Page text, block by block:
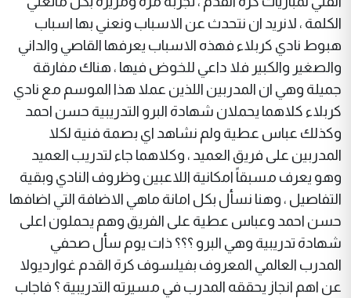
الكلمة ، لانريد ان نتحدث عن الاسباب ونعني بها اسباب
هبوط نادي كربلاء فهذه الاسباب يعرفها القاصي والداني
والصغير والكبير فلا داعي للخوض فيها ، هناك مفارقة
جميلة وهي ان المدربين اللذين عملا هذا الموسم مع نادي
كربلاء كلاهما يحملان شهادة البرو التدريبية حسن احمد
وكذلك عباس عطية ولم نشاهد اي بصمة فنية لكلا
المدربين على فريق العميد ، وكلاهما جاء لتدريب العميد
وهو يعرف مسبقاً امكانية اللاعبين وظروف النادي وبقية
التفاصيل ، وهنا نسأل بكل امانة ماهي الاضافة التي اضافها
حسن احمد وعباس عطية على الفريق وهم يحملون اعلى
شهادة تدريبية وهي البرو ؟؟؟ ذات يوم سأل صحفي
المدرب العالمي المعروف بفيلسوف كرة القدم غوارديولا
عن اهم انجاز يحققه المدرب في مسيرته التدريبية ؟ فاجاب